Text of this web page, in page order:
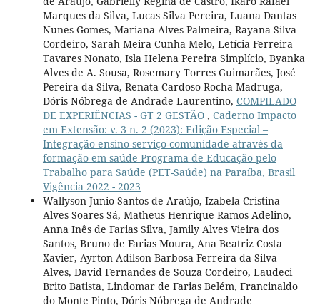
Marques da Silva, Lucas Silva Pereira, Luana Dantas
Nunes Gomes, Mariana Alves Palmeira, Rayana Silva
Cordeiro, Sarah Meira Cunha Melo, Letícia Ferreira
Tavares Nonato, Isla Helena Pereira Simplício, Byanka
Alves de A. Sousa, Rosemary Torres Guimarães, José
Pereira da Silva, Renata Cardoso Rocha Madruga,
Dóris Nóbrega de Andrade Laurentino, COMPILADO
DE EXPERIÊNCIAS - GT 2 GESTÃO , Caderno Impacto
em Extensão: v. 3 n. 2 (2023): Edição Especial –
Integração ensino-serviço-comunidade através da
formação em saúde Programa de Educação pelo
Trabalho para Saúde (PET-Saúde) na Paraíba, Brasil
Vigência 2022 - 2023
Wallyson Junio Santos de Araújo, Izabela Cristina
Alves Soares Sá, Matheus Henrique Ramos Adelino,
Anna Inês de Farias Silva, Jamily Alves Vieira dos
Santos, Bruno de Farias Moura, Ana Beatriz Costa
Xavier, Ayrton Adilson Barbosa Ferreira da Silva
Alves, David Fernandes de Souza Cordeiro, Laudeci
Brito Batista, Lindomar de Farias Belém, Francinaldo
do Monte Pinto, Dóris Nóbrega de Andrade